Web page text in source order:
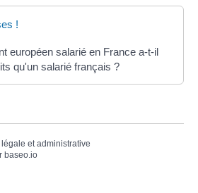
!
européen salarié en France a-t-il
qu'un salarié français ?
et administrative
baseo.io